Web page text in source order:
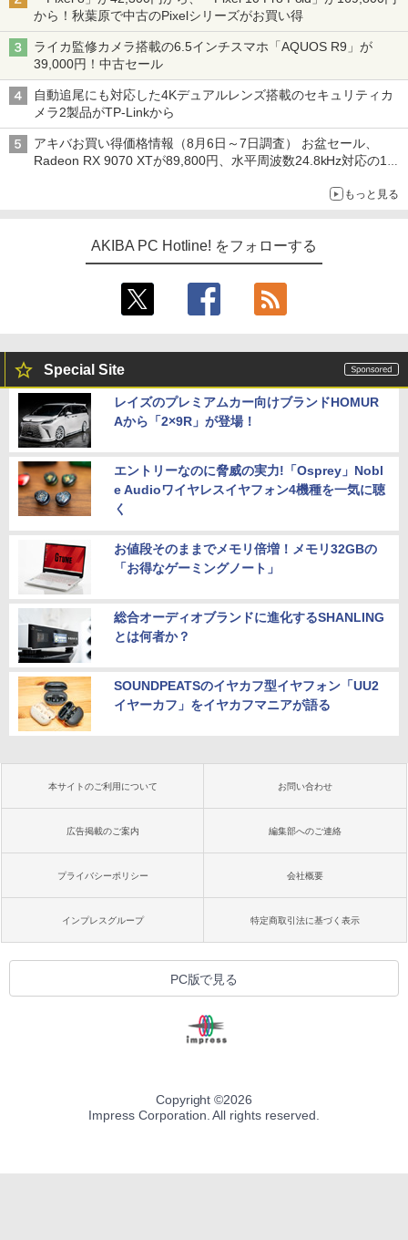
から！秋葉原で中古のPixelシリーズがお買い得
ライカ監修カメラ搭載の6.5インチスマホ「AQUOS R9」が
39,000円！中古セール
自動追尾にも対応した4Kデュアルレンズ搭載のセキュリティカ
メラ2製品がTP-Linkから
アキバお買い得価格情報（8月6日～7日調査） お盆セール、
Radeon RX 9070 XTが89,800円、水平周波数24.8kHz対応の17
もっと見る
AKIBA PC Hotline! をフォローする
Special Site
レイズのプレミアムカー向けブランドHOMUR
Aから「2×9R」が登場！
エントリーなのに脅威の実力!「Osprey」Nobl
e Audioワイヤレスイヤフォン4機種を一気に聴
く
お値段そのままでメモリ倍増！メモリ32GBの
「お得なゲーミングノート」
総合オーディオブランドに進化するSHANLING
とは何者か？
SOUNDPEATSのイヤカフ型イヤフォン「UU2
イヤーカフ」をイヤカフマニアが語る
本サイトのご利用について お問い合わせ
広告掲載のご案内 編集部へのご連絡
プライバシーポリシー 会社概要
インプレスグループ 特定商取引法に基づく表示
PC版で見る
Copyright ©2026
Impress Corporation. All rights reserved.